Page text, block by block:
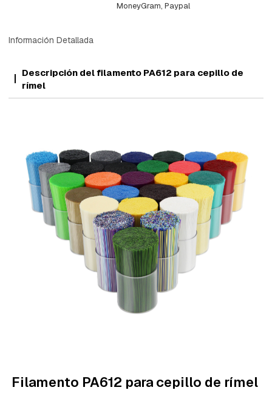
MoneyGram, Paypal
Información Detallada
Descripción del filamento PA612 para cepillo de
rímel
Filamento PA612 para cepillo de rímel